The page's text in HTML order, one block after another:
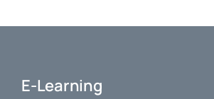
E-Learning